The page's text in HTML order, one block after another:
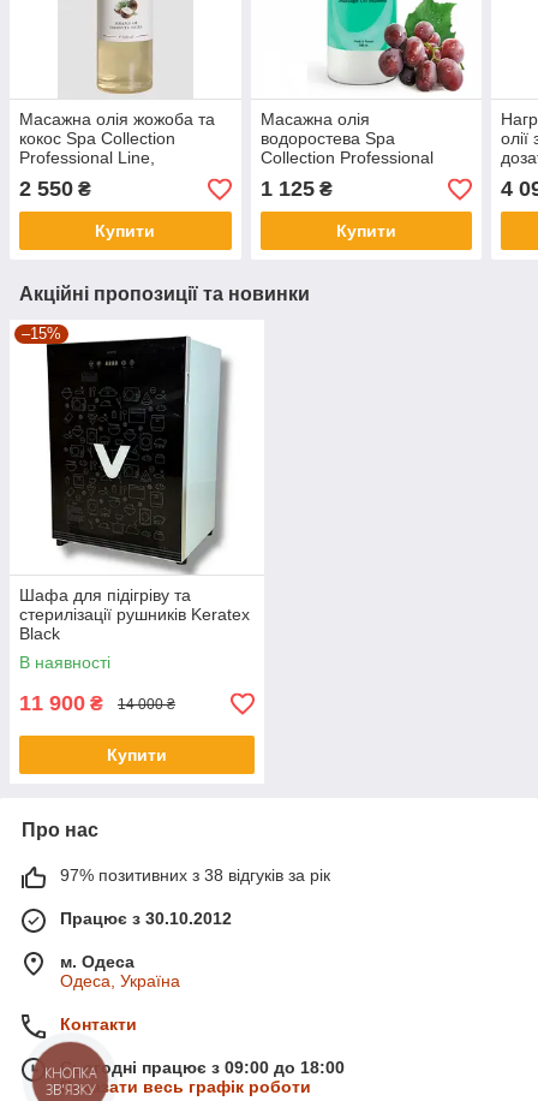
Масажна олія жожоба та
кокос Spa Collection
Professional Line,
Elitecosmetic 500 мл
2 550 ₴
Купити
Масажна олія
водоростева Spa
Collection Professional
Line, Elitecosmetic 500 мл
1 125₴
Купити
4
Акційні пропозиції та новинки
–15%
Шафа для підігріву та
стерилізації рушників Keratex
Black
В наявності
11 900 ₴ 14 000 ₴
Купити
Про нас
97% позитивних з 38 відгуків за рік
Працює з 30.10.2012
м. Одеса
Одеса, Україна
Контакти
Сьогодні працює з 09:00 до 18:00
Показати весь графік роботи
КНОПКА
ЗВ'ЯЗКУ